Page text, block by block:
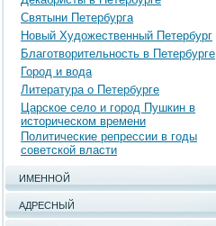
Святыни Петербурга
Новый Художественный Петербург
Благотворительность в Петербурге
Город и вода
Литература о Петербурге
Царское село и город Пушкин в
историческом времени
Политические репрессии в годы
советской власти
ИМЕННОЙ
АДРЕСНЫЙ